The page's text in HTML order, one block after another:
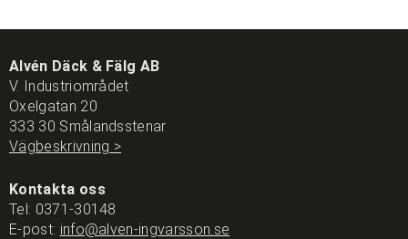
Alvén Däck & Fälg AB
V. Industriområdet
Oxelgatan 20
333 30 Smålandsstenar
Vägbeskrivning >
Kontakta oss
Tel: 0371-30148
E-post: info@alven-ingvarsson.se